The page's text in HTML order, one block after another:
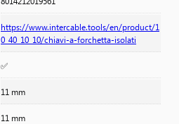
https://www.intercable.tools/en/product/1
0_40_10_10/chiavi-a-forchetta-isolati
✅
11 mm
11 mm